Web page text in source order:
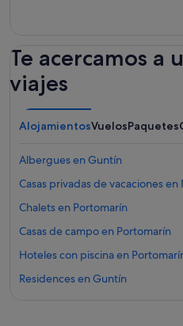
Te acercamos a
viajes
AlojamientosVuelosPaquetes
Albergues en Guntín
Casas privadas de vacaciones en
Chalets en Portomarín
Casas de campo en Portomarín
Hoteles con piscina en
Residences en Guntín